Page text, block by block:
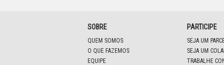
SOBRE
QUEM SOMOS
O QUE FAZEMOS
EQUIPE
PARTICIPE
SEJA UM
SEJA UM
TRABALHE